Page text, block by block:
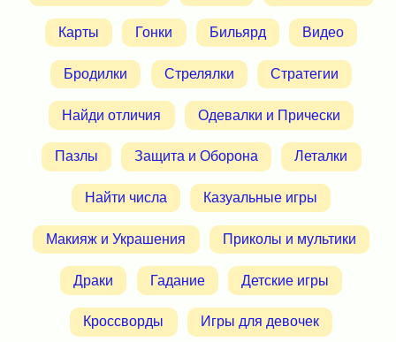
Карты Гонки Бильярд Видео
Бродилки Стрелялки Стратегии
Найди отличия Одевалки и Прически
Пазлы Защита и Оборона Леталки
Найти числа Казуальные игры
Макияж и Украшения Приколы и мультики
Драки Гадание Детские игры
Кроссворды Игры для девочек